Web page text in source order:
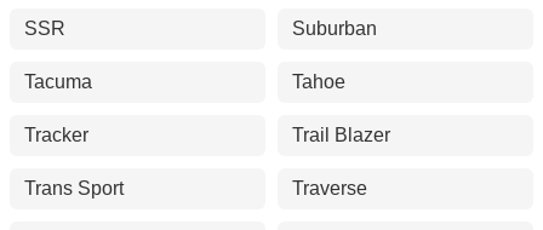
SSR Suburban
Tacuma Tahoe
Tracker Trail Blazer
Trans Sport Traverse